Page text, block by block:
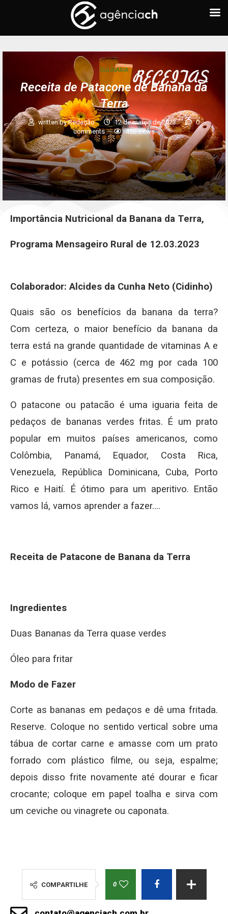
CULINÁRIA
Receita de Patacone de Banana da
Terra
written byRedação 12 de março de 2023
0
comments
456views
Importância Nutricional da Banana da Terra,
Programa Mensageiro Rural de 12.03.2023
Colaborador: Alcides da Cunha Neto (Cidinho)
Quais são os benefícios da banana da terra?
Com certeza, o maior benefício da banana da
terra está na grande quantidade de vitaminas A e
C e potássio (cerca de 462 mg por cada 100
gramas de fruta) presentes em sua composição.
O patacone ou patacão é uma iguaria feita de
pedaços de bananas verdes fritas. É um prato
popular em muitos países americanos, como
Colômbia, Panamá, Equador, Costa Rica,
Venezuela, República Dominicana, Cuba, Porto
Rico e Haití. É ótimo para um aperitivo. Então
vamos lá, vamos aprender a fazer….
Receita de Patacone de Banana da Terra
Ingredientes
Duas Bananas da Terra quase verdes
Óleo para fritar
Modo de Fazer
Corte as bananas em pedaços e dê uma fritada.
Reserve. Coloque no sentido vertical sobre uma
tábua de cortar carne e amasse com um prato
forrado com plástico filme, ou seja, espalme;
depois disso frite novamente até dourar e ficar
crocante; coloque em papel toalha e sirva com
um ceviche ou vinagrete ou caponata.
COMPARTILHE 0